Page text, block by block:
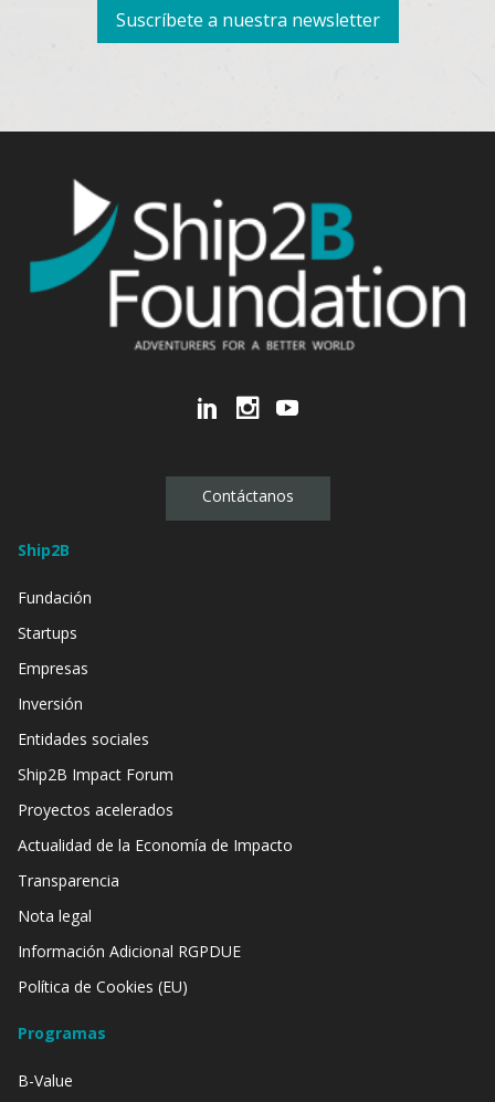
Suscríbete a nuestra newsletter
Contáctanos
Ship2B
Fundación
Startups
Empresas
Inversión
Entidades sociales
Ship2B Impact Forum
Proyectos acelerados
Actualidad de la Economía de Impacto
Transparencia
Nota legal
Información Adicional RGPDUE
Política de Cookies (EU)
Programas
B-Value